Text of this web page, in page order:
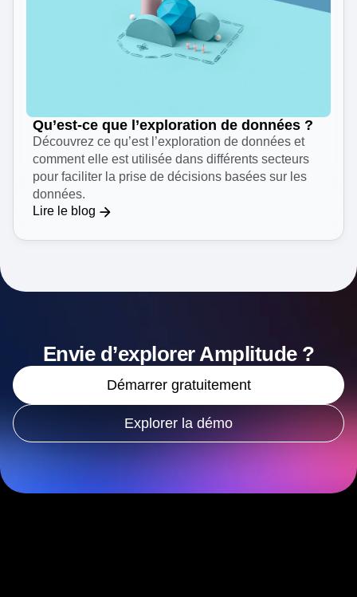
Qu’est-ce que l’exploration de données ?
Découvrez ce qu’est l’exploration de données et
comment elle est utilisée dans différents secteurs
pour faciliter la prise de décisions basées sur les
données.
Lire le blog
Envie d’explorer Amplitude ?
Démarrer gratuitement
Explorer la démo